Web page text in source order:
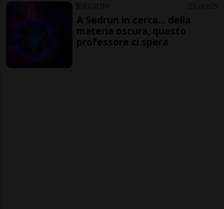
GRIGIONI 3 ore 9
A Sedrun in cerca... della
materia oscura, questo
professore ci spera